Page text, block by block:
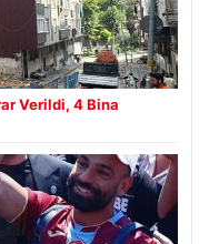
Verildi, 4 Bina